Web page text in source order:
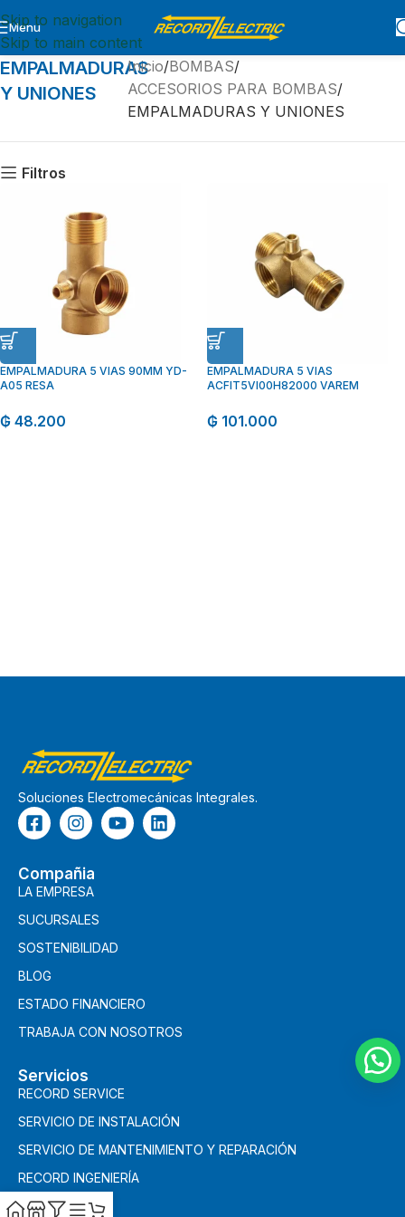
Skip to navigation
Skip to main content
Menu
EMPALMADURAS
Y UNIONES
Inicio BOMBAS
ACCESORIOS PARA BOMBAS
EMPALMADURAS Y UNIONES
Filtros
EMPALMADURA 5 VIAS 90MM YD-
A05 RESA
₲ 48.200
EMPALMADURA 5 VIAS
ACFIT5VI00H82000 VAREM
₲ 101.000
Soluciones Electromecánicas Integrales.
Compañia
LA EMPRESA
SUCURSALES
SOSTENIBILIDAD
BLOG
ESTADO FINANCIERO
TRABAJA CON NOSOTROS
Servicios
RECORD SERVICE
SERVICIO DE INSTALACIÓN
SERVICIO DE MANTENIMIENTO Y REPARACIÓN
RECORD INGENIERÍA